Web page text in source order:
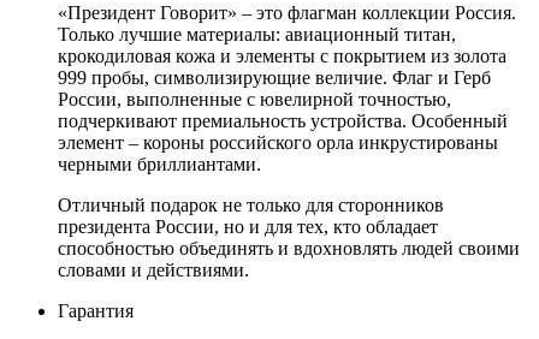
«Президент Говорит» – это флагман коллекции Россия.
Только лучшие материалы: авиационный титан,
крокодиловая кожа и элементы с покрытием из золота
999 пробы, символизирующие величие. Флаг и Герб
России, выполненные с ювелирной точностью,
подчеркивают премиальность устройства. Особенный
элемент – короны российского орла инкрустированы
черными бриллиантами.
Отличный подарок не только для сторонников
президента России, но и для тех, кто обладает
способностью объединять и вдохновлять людей своими
словами и действиями.
Гарантия